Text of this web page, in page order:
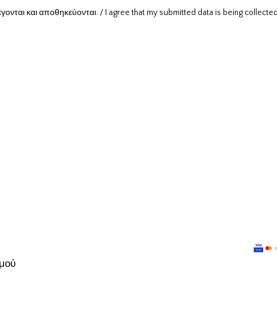
και αποθηκεύονται. / I agree that my submitted data is being